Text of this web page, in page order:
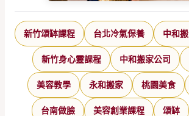
新竹頌缽課程 台北冷氣保養 中和
新竹身心靈課程 中和搬家公司
美容教學 永和搬家 桃園美食
台南做臉 美容創業課程 頌缽